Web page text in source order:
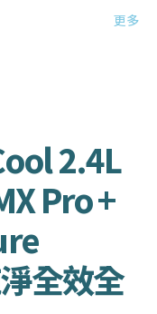
更多
2.4L
Pro +
全效全